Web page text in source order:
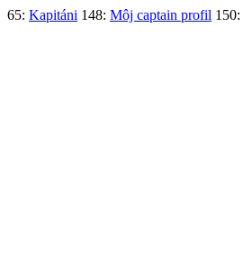
65: Kapitáni 148: Môj captain profil 150: